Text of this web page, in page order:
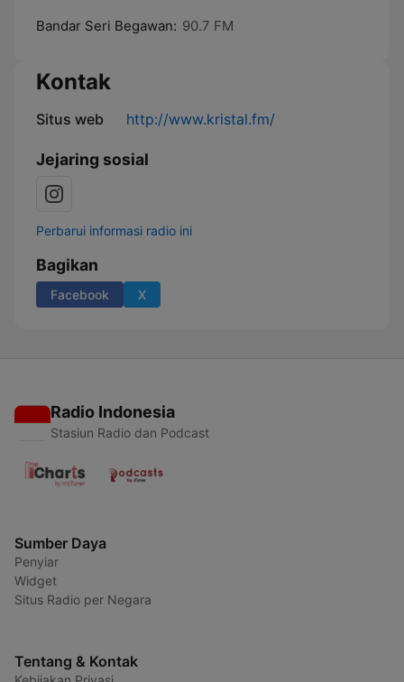
Bandar Seri Begawan: 90.7 FM
Kontak
Situs web http://www.kristal.fm/
Jejaring sosial
Perbarui informasi radio ini
Bagikan
Facebook X
Radio Indonesia
Stasiun Radio dan Podcast
Sumber Daya
Penyiar
Widget
Situs Radio per Negara
Tentang & Kontak